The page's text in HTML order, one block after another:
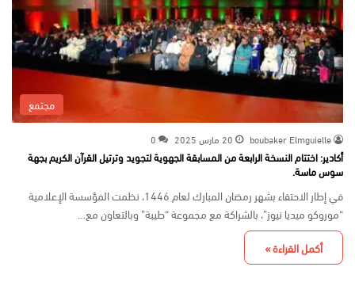
مجتمع
boubaker Elmguielle 20 مارس 2025 0
أكادير: اختتام النسخة الرابعة من المسابقة الجهوية لتجويد وترتيل القرآن الكريم بجهة
سوس ماسة.
في إطار الاحتفاء بشهر رمضان المبارك لعام 1446، نظمت المؤسسة الإعلامية
“موروكو ميديا نيوز”، بالشراكة مع مجموعة “طيبة” وبالتعاون مع…
أكمل القراءة »